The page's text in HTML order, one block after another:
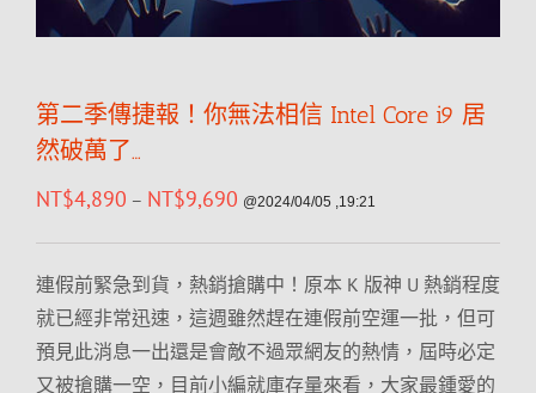
第二季傳捷報！你無法相信 Intel Core i9 居
然破萬了…
NT$4,890 – NT$9,690 @2024/04/05 ,19:21
連假前緊急到貨，熱銷搶購中！原本 K 版神 U 熱銷程度
就已經非常迅速，這週雖然趕在連假前空運一批，但可
預見此消息一出還是會敵不過眾網友的熱情，屆時必定
又被搶購一空，目前小編就庫存量來看，大家最鍾愛的